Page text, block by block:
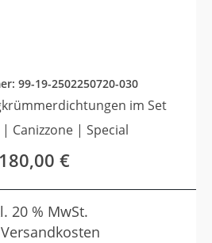
99-19-2502250720-030
im Set
Canizzone | Special
180,00 €
20 % MwSt.